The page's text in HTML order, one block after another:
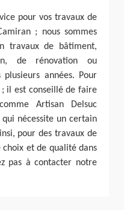
pour vos travaux de
; nous sommes
travaux de bâtiment,
de rénovation ou
années. Pour
il est conseillé de faire
Artisan Delsuc
qui nécessite un certain
pour des travaux de
et de qualité dans
pas à contacter notre